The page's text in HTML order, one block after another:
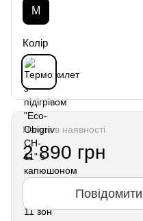
M
Колір
Немає в наявності
2 890 грн